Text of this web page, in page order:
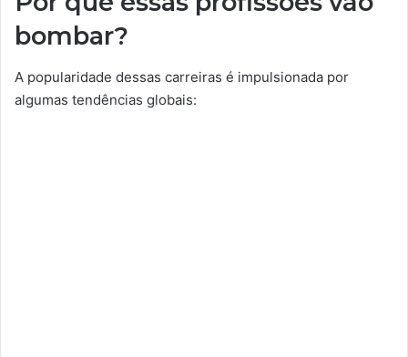
bombar?
A popularidade dessas carreiras é impulsionada por
algumas tendências globais: